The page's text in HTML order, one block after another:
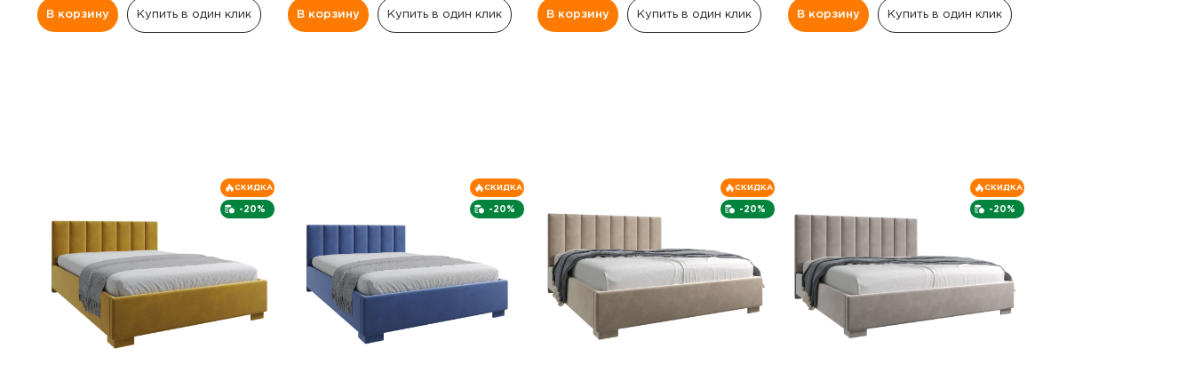
В корзину Купить в один клик В корзину Купить в один клик В корзину Купить в один клик В корзину Купить в один клик
-20%
СКИДКА
-20%
СКИДКА
-20%
СКИДКА
-20%
СКИДКА